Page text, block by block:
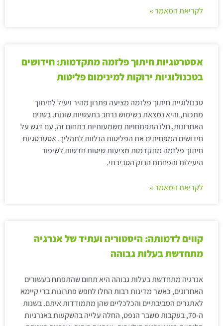
לקריאת המאמר »
אסטרטגיות חיתוך פלזמה מתקדמות: חידושים
בטכנולוגיות ירוקות למינימום פליטות
טכנולוגיית חיתוך פלזמה מציעה פתרון מהיר ויעיל לחיתוך
מתכות, והיא נמצאת בשימוש נרחב בתעשיות שונות. בשנים
האחרונות, חלו התפתחויות משמעותיות בתחום זה, עם דגש על
חידושים המפחיתים את הפליטות הנלוות לתהליך. אסטרטגיות
חיתוך פלזמה מתקדמות מציעות שיטות חדשות לשיפור
היעילות והפחתת הנזק הסביבתי.
לקריאת המאמר »
קווים לדמותה: היסטוריה ועתיד של אנרגיה
מתחדשת בעלות גבוהה
אנרגיה מתחדשת בעלות גבוהה היא תחום שהתפתח בעשורים
האחרונים, כאשר מדינות רבות החלו לחפש פתרונות ברי קיימא
לאתגרים הסביבתיים והכלכליים שהן מתמודדות איתם. בשנות
ה-70, בעקבות משבר הנפט, החלה עלייה בהשקעות באנרגיות